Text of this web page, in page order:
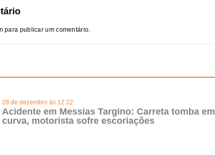
para publicar um comentário.
28 de dezembro às 12:22
Acidente em Messias Targino: Carreta tomba em
curva, motorista sofre escoriações